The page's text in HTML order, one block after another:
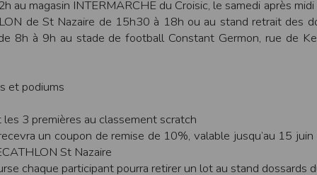
au magasin INTERMARCHE du Croisic, le samedi après
de St Nazaire de 15h30 à 18h ou au stand retrait des
8h à 9h au stade de football Constant Germon, rue de
et podiums
3 premières au classement scratch
un coupon de remise de 10%, valable jusqu’au 15
St Nazaire
chaque participant pourra retirer un lot au stand dossards
suivant :https://www.ovh.com/fr/protection-donnees-personnelles/
et nos serveurs utilisent le protocole HTTPS qui crypte les
stockés en clair dans notre base de données mais sont cryptés
les cookies sur votre ordinateur. Notez cependant que votre
la perte de votre session membre lorsque vous changez de page,
pages.
attentes nous vous invitons à paramétrer votre navigateur en tenant